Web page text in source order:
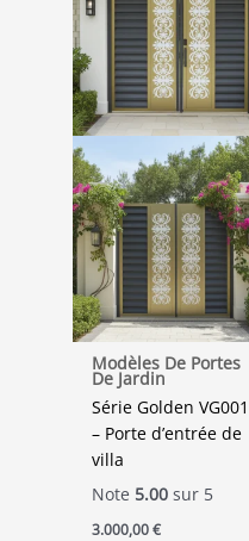
Modèles De Portes
De Jardin
Série Golden VG001
– Porte d’entrée de
villa
Note 5.00 sur 5
3.000,00€